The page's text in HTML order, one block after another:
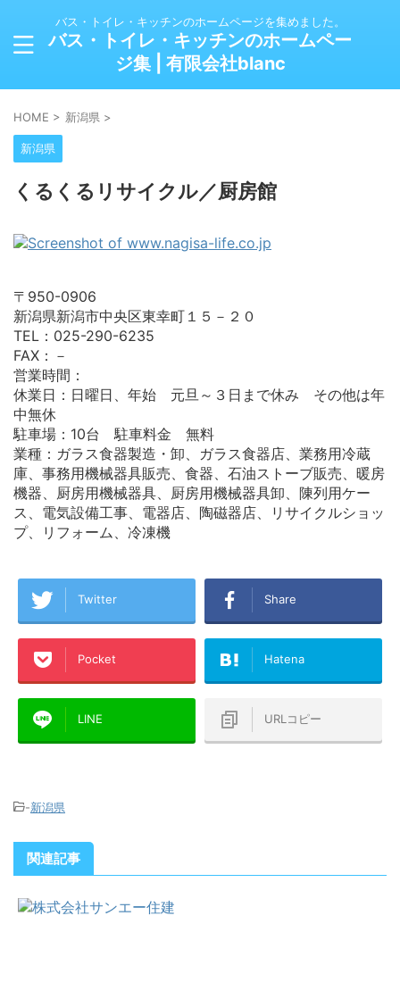
バス・トイレ・キッチンのホームページを集めました。
バス・トイレ・キッチンのホームペー
ジ集 | 有限会社blanc
HOME > 新潟県 >
新潟県
くるくるリサイクル／厨房館
〒950-0906
新潟県新潟市中央区東幸町１５－２０
TEL：025-290-6235
FAX：－
営業時間：
休業日：日曜日、年始 元旦～３日まで休み その他は年
中無休
駐車場：10台 駐車料金 無料
業種：ガラス食器製造・卸、ガラス食器店、業務用冷蔵
庫、事務用機械器具販売、食器、石油ストーブ販売、暖房
機器、厨房用機械器具、厨房用機械器具卸、陳列用ケー
ス、電気設備工事、電器店、陶磁器店、リサイクルショッ
プ、リフォーム、冷凍機
Twitter Share
Pocket Hatena
LINE URLコピー
-新潟県
関連記事